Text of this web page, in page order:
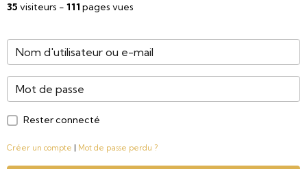
35 visiteurs - 111 pages vues
Rester connecté
Créer un compte Mot de passe perdu ?